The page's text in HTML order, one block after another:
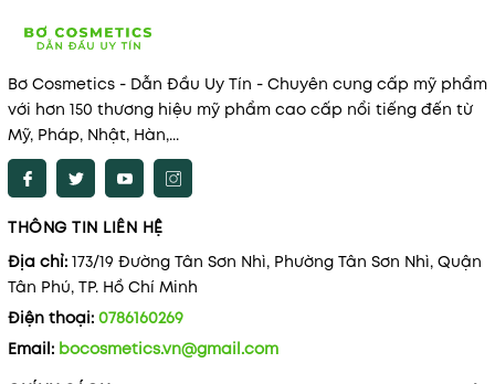
Bơ Cosmetics - Dẫn Đầu Uy Tín - Chuyên cung cấp mỹ phẩm
với hơn 150 thương hiệu mỹ phẩm cao cấp nổi tiếng đến từ
Mỹ, Pháp, Nhật, Hàn,...
THÔNG TIN LIÊN HỆ
Địa chỉ: 173/19 Đường Tân Sơn Nhì, Phường Tân Sơn Nhì, Quận
Tân Phú, TP. Hồ Chí Minh
Điện thoại: 0786160269
Email: bocosmetics.vn@gmail.com